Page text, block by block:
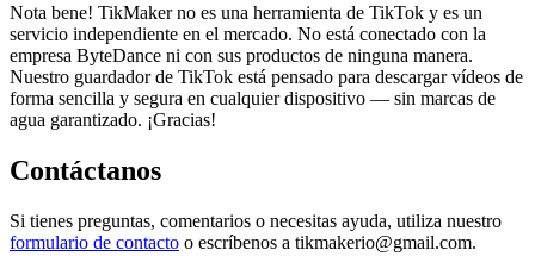
Nota bene! TikMaker no es una herramienta de TikTok y es un
servicio independiente en el mercado. No está conectado con la
empresa ByteDance ni con sus productos de ninguna manera.
Nuestro guardador de TikTok está pensado para descargar vídeos de
forma sencilla y segura en cualquier dispositivo — sin marcas de
agua garantizado. ¡Gracias!
Contáctanos
Si tienes preguntas, comentarios o necesitas ayuda, utiliza nuestro
formulario de contacto o escríbenos a tikmakerio@gmail.com.